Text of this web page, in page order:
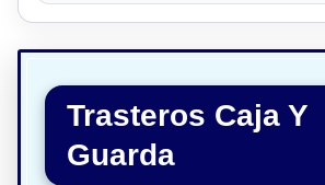
Trasteros Caja Y
Guarda